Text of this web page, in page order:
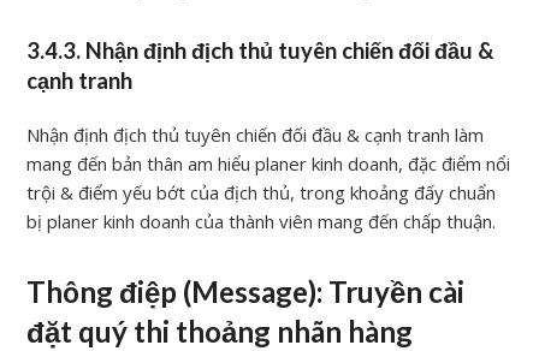
3.4.3. Nhận định địch thủ tuyên chiến đối đầu &
cạnh tranh
Nhận định địch thủ tuyên chiến đối đầu & cạnh tranh làm
mang đến bản thân am hiểu planer kinh doanh, đặc điểm nổi
trội & điểm yếu bớt của địch thủ, trong khoảng đấy chuẩn
bị planer kinh doanh của thành viên mang đến chấp thuận.
Thông điệp (Message): Truyền cài
đặt quý thi thoảng nhãn hàng